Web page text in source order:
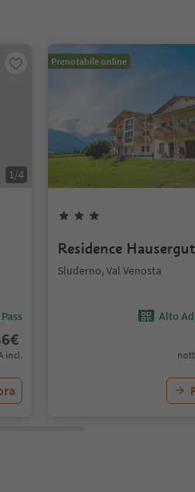
1/4
€
incl.
Prenotabile online
Residence Hausergut
Sluderno, Val Venosta
Alto